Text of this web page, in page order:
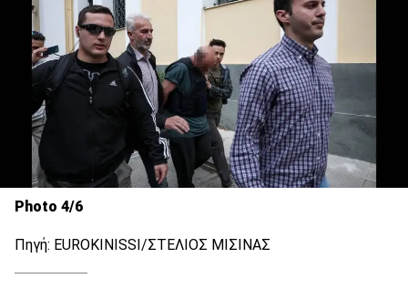
Photo 4/6
Πηγή: EUROKINISSI/ΣΤΕΛΙΟΣ ΜΙΣΙΝΑΣ